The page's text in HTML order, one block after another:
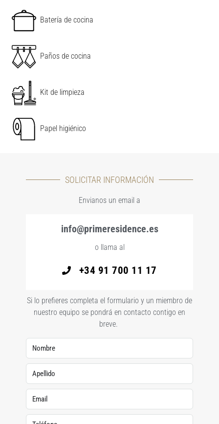
Batería de cocina
Paños de cocina
Kit de limpieza
Papel higiénico
SOLICITAR INFORMACIÓN
Envianos un email a
info@primeresidence.es
o llama al
+34 91 700 11 17
Si lo prefieres completa el formulario y un miembro de
nuestro equipo se pondrá en contacto contigo en
breve.